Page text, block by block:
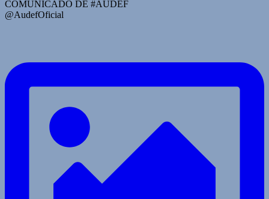
COMUNICADO DE #AUDEF
@AudefOficial